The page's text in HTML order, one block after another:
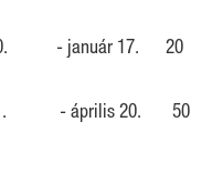
10. - január 17. 20
11. - április 20. 50